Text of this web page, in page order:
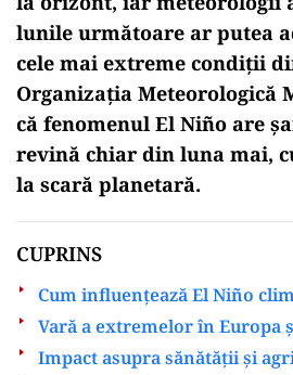
lunile următoare ar putea
cele mai extreme condiții
Organizația Meteorologică
că fenomenul El Niño are
revină chiar din luna mai,
la scară planetară.
CUPRINS
Cum influențează El Niño
Vară a extremelor în Europa
Impact asupra sănătății și